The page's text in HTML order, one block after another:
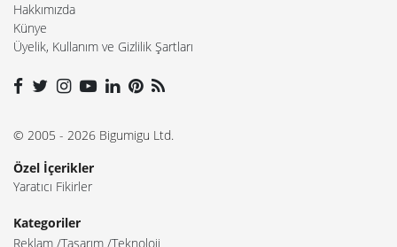
Hakkımızda
Künye
Üyelik, Kullanım ve Gizlilik Şartları
© 2005 - 2026 Bigumigu Ltd.
Özel İçerikler
Yaratıcı Fikirler
Kategoriler
Reklam Tasarım Teknoloji